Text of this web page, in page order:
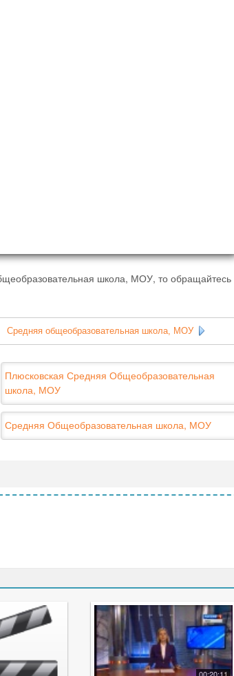
школа, МОУ, то обращайтесь
Средняя общеобразовательная школа, МОУ
Плюсковская Средняя Общеобразовательная
школа, МОУ
Средняя Общеобразовательная школа, МОУ